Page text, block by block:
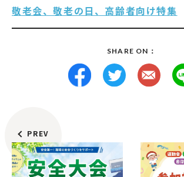
敬老会、敬老の日、高齢者向け特集
SHARE ON：
PREV